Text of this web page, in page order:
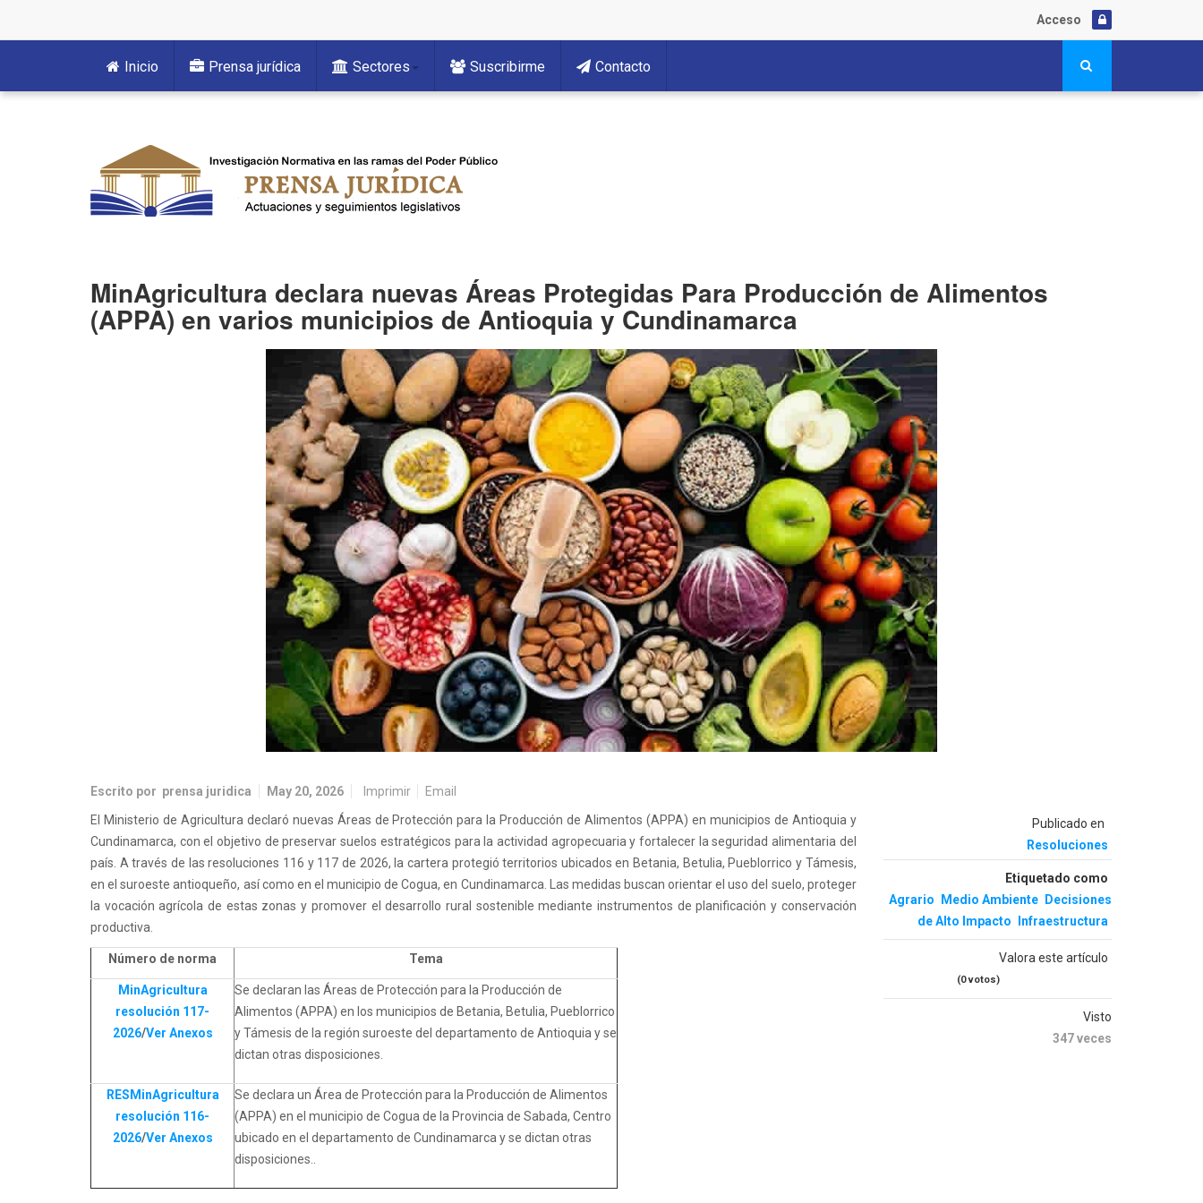
Acceso
Inicio Prensa jurídica Sectores Suscribirme Contacto
MinAgricultura declara nuevas Áreas Protegidas Para Producción de Alimentos
(APPA) en varios municipios de Antioquia y Cundinamarca
Escrito por prensa juridica May 20, 2026 Imprimir Email
Publicado en
Resoluciones
Etiquetado como
Agrario
Medio Ambiente
Decisiones
de Alto Impacto
Infraestructura
Valora este artículo
1
2
3
4
5 (0 votos)
Visto
347 veces
El Ministerio de Agricultura declaró nuevas Áreas de Protección para la Producción de Alimentos (APPA) en municipios de Antioquia y
Cundinamarca, con el objetivo de preservar suelos estratégicos para la actividad agropecuaria y fortalecer la seguridad alimentaria del
país. A través de las resoluciones 116 y 117 de 2026, la cartera protegió territorios ubicados en Betania, Betulia, Pueblorrico y Támesis,
en el suroeste antioqueño, así como en el municipio de Cogua, en Cundinamarca. Las medidas buscan orientar el uso del suelo, proteger
la vocación agrícola de estas zonas y promover el desarrollo rural sostenible mediante instrumentos de planificación y conservación
productiva.
Número de norma Tema
MinAgricultura
resolución 117-
2026/Ver Anexos
Se declaran las Áreas de Protección para la Producción de
Alimentos (APPA) en los municipios de Betania, Betulia, Pueblorrico
y Támesis de la región suroeste del departamento de Antioquia y se
dictan otras disposiciones.
RESMinAgricultura
resolución 116-
2026/Ver Anexos
Se declara un Área de Protección para la Producción de Alimentos
(APPA) en el municipio de Cogua de la Provincia de Sabada, Centro
ubicado en el departamento de Cundinamarca y se dictan otras
disposiciones..